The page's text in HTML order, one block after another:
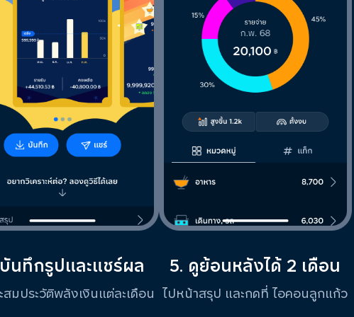
นทึกรูปและแชร์ผล
สมประวัติพลังเงินแต่ละเดือน
5. ดูย้อนหลังได้ 2 เดือน
ไปหน้าสรุป และกดที่ ไอคอนลูกแก้ว